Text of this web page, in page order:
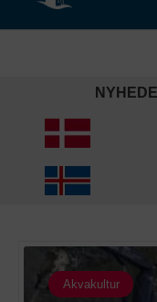
Akvakultur